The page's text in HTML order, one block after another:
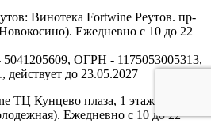
Винотека Fortwine Реутов. пр-
Ежедневно с 10 до 22
ОГРН - 1175053005313,
до 23.05.2027
ТЦ Кунцево плаза, 1 этаж.
Ежедневно с 10 до 22